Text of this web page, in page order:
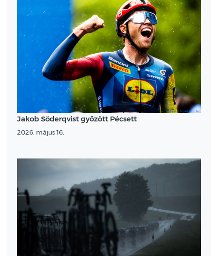
Jakob Söderqvist győzött Pécsett
2026. május 16.